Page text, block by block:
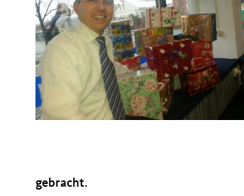
gebracht.